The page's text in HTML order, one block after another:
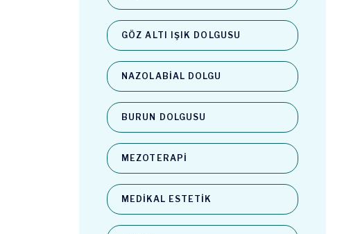
GÖZ ALTI IŞIK DOLGUSU
NAZOLABIAL DOLGU
BURUN DOLGUSU
MEZOTERAPI
MEDIKAL ESTETIK